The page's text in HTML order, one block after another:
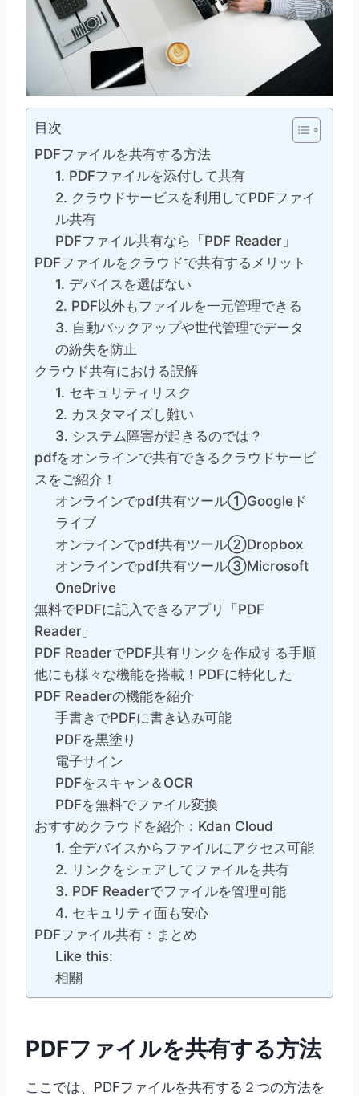
目次
PDFファイルを共有する方法
1. PDFファイルを添付して共有
2. クラウドサービスを利用してPDFファイ
ル共有
PDFファイル共有なら「PDF Reader」
PDFファイルをクラウドで共有するメリット
1. デバイスを選ばない
2. PDF以外もファイルを一元管理できる
3. 自動バックアップや世代管理でデータ
の紛失を防止
クラウド共有における誤解
1. セキュリティリスク
2. カスタマイズし難い
3. システム障害が起きるのでは？
pdfをオンラインで共有できるクラウドサービ
スをご紹介！
オンラインでpdf共有ツール①Googleド
ライブ
オンラインでpdf共有ツール②Dropbox
オンラインでpdf共有ツール③Microsoft
OneDrive
無料でPDFに記入できるアプリ「PDF
Reader」
PDF ReaderでPDF共有リンクを作成する手順
他にも様々な機能を搭載！PDFに特化した
PDF Readerの機能を紹介
手書きでPDFに書き込み可能
PDFを黒塗り
電子サイン
PDFをスキャン＆OCR
PDFを無料でファイル変換
おすすめクラウドを紹介：Kdan Cloud
1. 全デバイスからファイルにアクセス可能
2. リンクをシェアしてファイルを共有
3. PDF Readerでファイルを管理可能
4. セキュリティ面も安心
PDFファイル共有：まとめ
Like this:
相關
PDFファイルを共有する方法
ここでは、PDFファイルを共有する２つの方法を